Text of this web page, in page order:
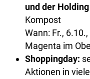
und der
Kompost
Wann: Fr.,
Magenta im
Shoppingday:
Aktionen in